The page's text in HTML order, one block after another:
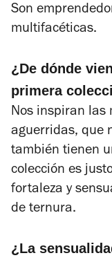
Son
multifacéticas.
¿De dónde
primera
Nos inspiran las
aguerridas, que
también tienen
colección es
fortaleza y
de ternura.
¿La